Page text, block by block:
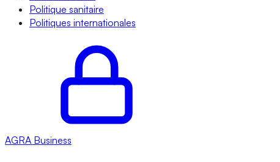
Politique sanitaire
Politiques internationales
AGRA Business